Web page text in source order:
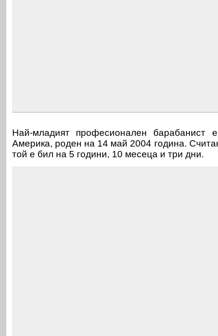
Най-младият професионален
Америка, роден на 14 май 2004 година.
той е бил на 5 години, 10 месеца и три дни.